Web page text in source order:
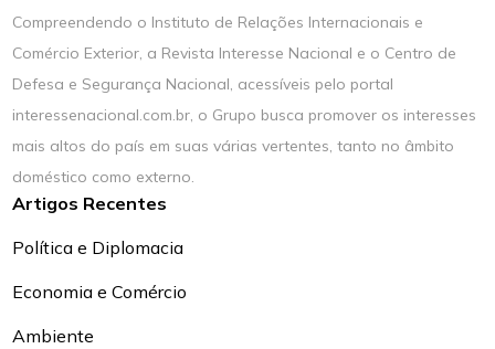
Compreendendo o Instituto de Relações Internacionais e
Comércio Exterior, a Revista Interesse Nacional e o Centro de
Defesa e Segurança Nacional, acessíveis pelo portal
interessenacional.com.br, o Grupo busca promover os interesses
mais altos do país em suas várias vertentes, tanto no âmbito
doméstico como externo.
Artigos Recentes
Política e Diplomacia
Economia e Comércio
Ambiente